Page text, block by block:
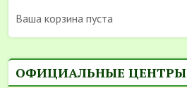
Ваша корзина пуста
ОФИЦИАЛЬНЫЕ ЦЕНТРЫ